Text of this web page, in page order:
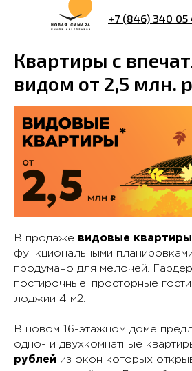
+7 (846) 340 05
Квартиры с
видом от 2,5 млн.
В продаже видовые
функциональными
продумано для мелочей.
постирочные, просторные
лоджии 4 м2.
В новом 16-этажном доме
одно- и двухкомнатные
рублей из окон которых